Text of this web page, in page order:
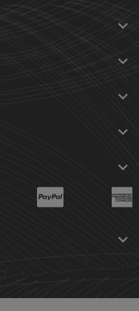





